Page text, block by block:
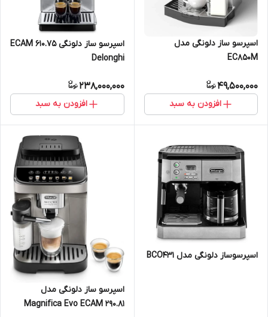
اسپرسو ساز دلونگی مدل
EC850M
49,500,000
افزودن به سبد
اسپرسو ساز دلونگی ECAM 610.75
Delonghi
238,000,000
افزودن به سبد
اسپرسوساز دلونگی مدل BCO431
اسپرسو ساز دلونگی مدل
Magnifica Evo ECAM 290.81